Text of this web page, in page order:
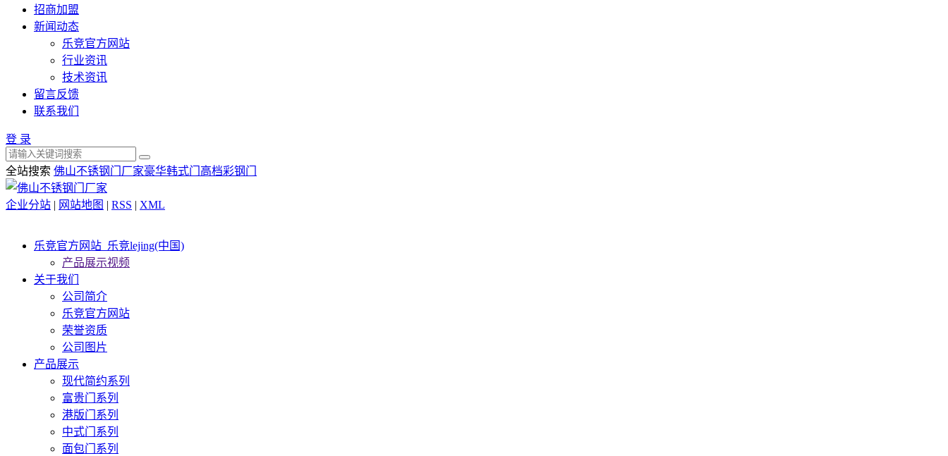
招商加盟
新闻动态
乐竞官方网站
行业资讯
技术资讯
留言反馈
联系我们
登 录
全站搜索 佛山不锈钢门厂家豪华韩式门 高档彩钢门
企业分站 | 网站地图 | RSS | XML
乐竞官方网站_乐竞lejing(中国)
产品展示视频
关于我们
公司简介
乐竞官方网站
荣誉资质
公司图片
产品展示
现代简约系列
富贵门系列
港版门系列
中式门系列
面包门系列